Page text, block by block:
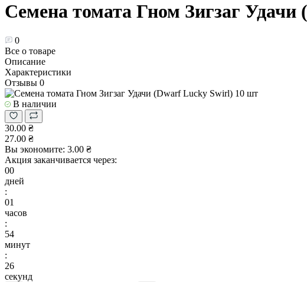
Семена томата Гном Зигзаг
0
Все о товаре
Описание
Характеристики
Отзывы 0
В наличии
30.00 ₴
27.00 ₴
Вы экономите: 3.00 ₴
Акция заканчивается через:
00
дней
:
01
часов
:
54
минут
:
25
секунд